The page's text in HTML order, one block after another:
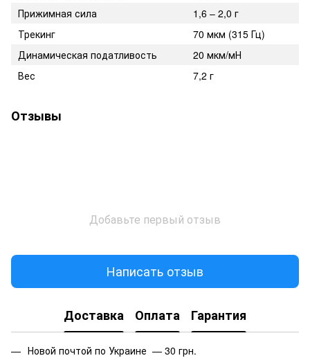
Прижимная сила
1,6 – 2,0 г
Трекинг
70 мкм (315 Гц)
Динамическая податливость
20 мкм/мН
Вес
7,2 г
Отзывы
Добавьте первый отзыв
Написать отзыв
Доставка Оплата Гарантия
Новой почтой по Украине — 30 грн.